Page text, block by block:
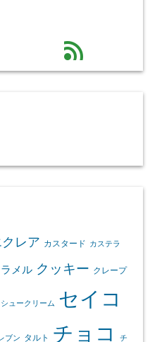
feed
クレア カスタード カステラ
メル クッキー クレープ
シュークリーム セイコ
ブン タルト チョコ チ